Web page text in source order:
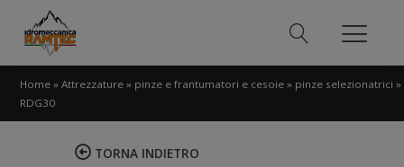
Home » Attrezzature » pinze e frantumatori e cesoie » pinze selezionatrici »
RDG30
TORNA INDIETRO